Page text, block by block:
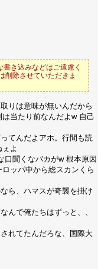
き込みなどはご遠慮く
削除させていただきま
りは意味が無いんだから
当たり前なんだよw 自己
てんだよアホ。行間も読
よ
口聞くなバカがw 根本原因
ッパ中から総スカンくら
ら、ハマスが奇襲を掛け
んで俺たちはずっと、、
れてたんだろな、国際大